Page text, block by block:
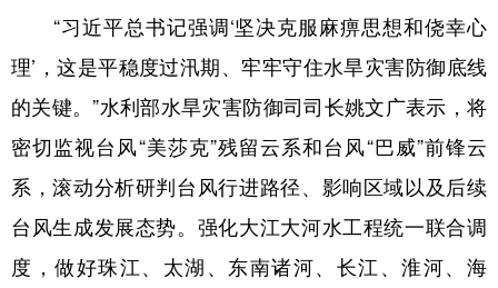
“习近平总书记强调‘坚决克服麻痹思想和侥幸心
理’，这是平稳度过汛期、牢牢守住水旱灾害防御底线
的关键。”水利部水旱灾害防御司司长姚文广表示，将
密切监视台风“美莎克”残留云系和台风“巴威”前锋云
系，滚动分析研判台风行进路径、影响区域以及后续
台风生成发展态势。强化大江大河水工程统一联合调
度，做好珠江、太湖、东南诸河、长江、淮河、海